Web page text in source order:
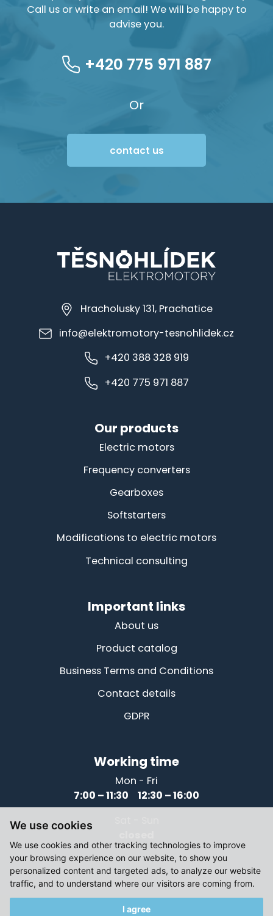
We use cookies
We use cookies and other tracking technologies to improve
your browsing experience on our website, to show you
personalized content and targeted ads, to analyze our website
traffic, and to understand where our visitors are coming from.
I agree
Call us or write an email! We will be happy to
advise you.
+420 775 971 887
Or
contact us
Hracholusky 131, Prachatice
info@elektromotory-tesnohlidek.cz
+420 388 328 919
+420 775 971 887
Our products
Electric motors
Frequency converters
Gearboxes
Softstarters
Modifications to electric motors
Technical consulting
Important links
About us
Product catalog
Business Terms and Conditions
Contact details
GDPR
Working time
Mon - Fri
7:00 – 11:30 12:30 – 16:00
© 2021-2026, Elektromotory Těsnohlídek